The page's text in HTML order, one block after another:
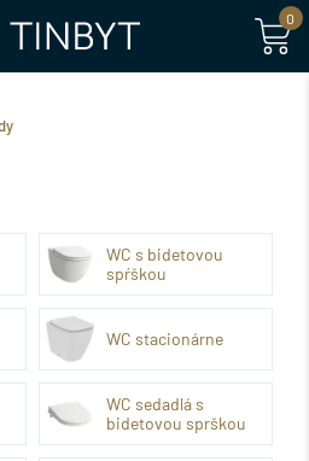
0
WC s bidetovou
spŕškou
WC stacionárne
WC sedadlá s
bidetovou sprškou